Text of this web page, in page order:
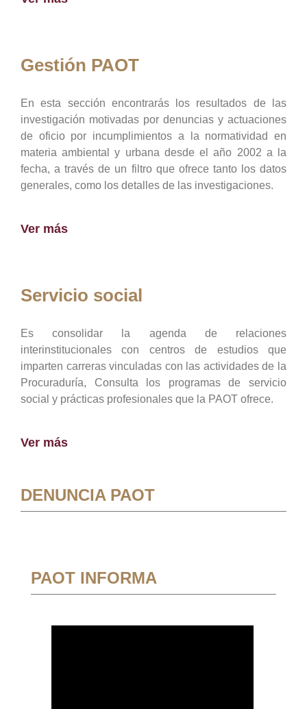
Gestión PAOT
En esta sección encontrarás los resultados de las
investigación motivadas por denuncias y actuaciones
de oficio por incumplimientos a la normatividad en
materia ambiental y urbana desde el año 2002 a la
fecha, a través de un filtro que ofrece tanto los datos
generales, como los detalles de las investigaciones.
Ver más
Servicio social
Es consolidar la agenda de relaciones
interinstitucionales con centros de estudios que
imparten carreras vinculadas con las actividades de la
Procuraduría, Consulta los programas de servicio
social y prácticas profesionales que la PAOT ofrece.
Ver más
DENUNCIA PAOT
PAOT INFORMA